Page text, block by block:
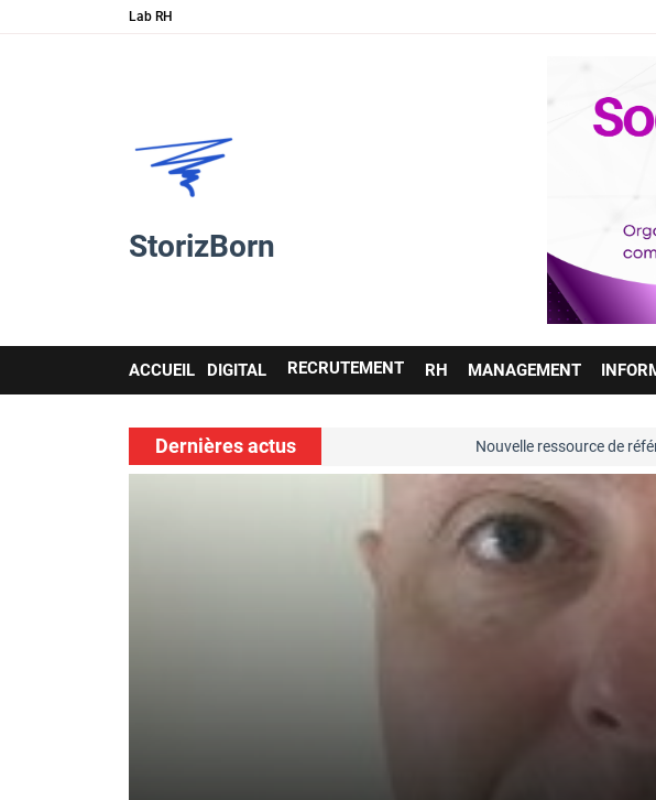
Lab RH
StorizBorn
Main
navigation
ACCUEIL DIGITAL RECRUTEMENT RH MANAGEMENT
Dernières actus Nouvelle ressource de référence pour